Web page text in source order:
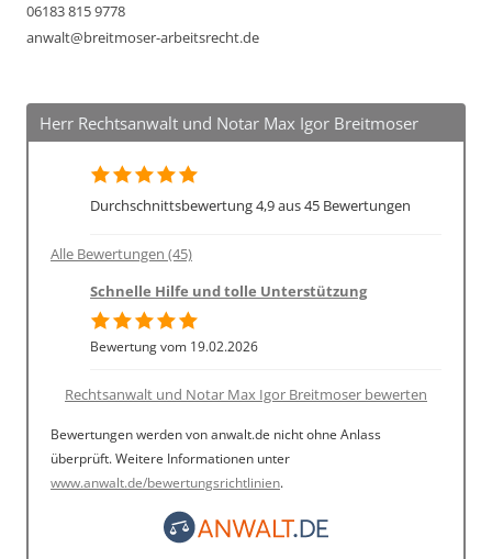
06183 815 9778
anwalt@breitmoser-arbeitsrecht.de
Herr Rechtsanwalt und Notar Max Igor Breitmoser
Durchschnittsbewertung 4,9 aus 45 Bewertungen
Alle Bewertungen (45)
Schnelle Hilfe und tolle Unterstützung
Bewertung vom 19.02.2026
Rechtsanwalt und Notar Max Igor Breitmoser bewerten
Bewertungen werden von anwalt.de nicht ohne Anlass
überprüft. Weitere Informationen unter
www.anwalt.de/bewertungsrichtlinien.